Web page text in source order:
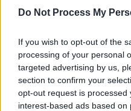
Do Not Process My
If you wish to opt-out of the
processing of your personal
targeted advertising by us,
section to confirm your
opt-out request is processed
interest-based ads based